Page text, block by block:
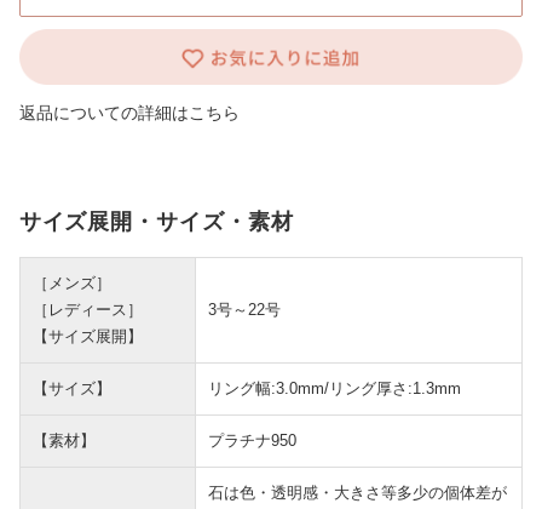
返品についての詳細はこちら
サイズ展開・サイズ・素材
［メンズ］
［レディース］
【サイズ展開】
3号～22号
【サイズ】 リング幅:3.0mm/リング厚さ:1.3mm
【素材】 プラチナ950
石は色・透明感・大きさ等多少の個体差が